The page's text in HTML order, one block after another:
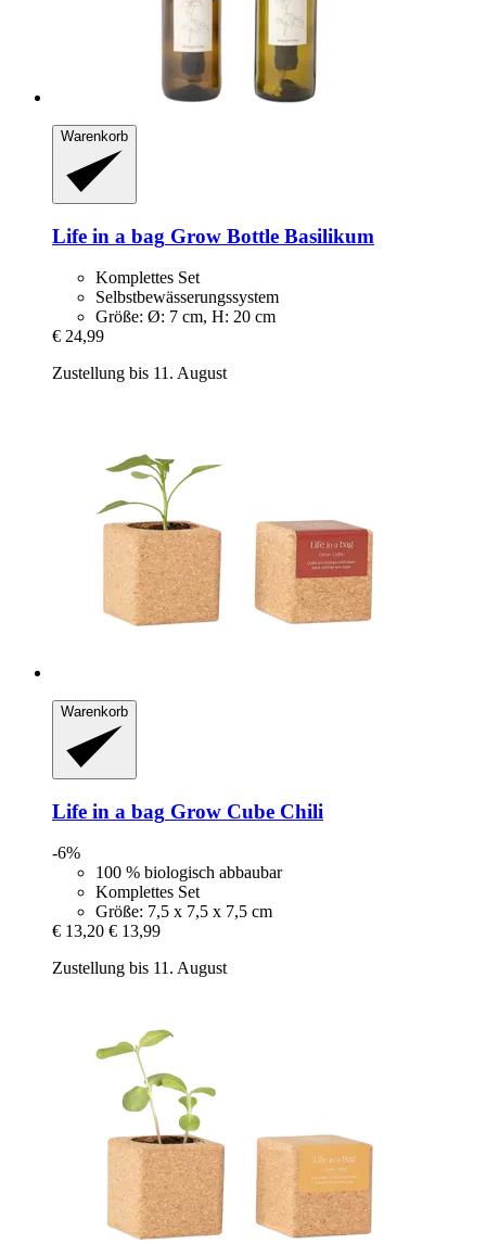
Warenkorb
Life in a bag Grow Bottle Basilikum
Komplettes Set
Selbstbewässerungssystem
Größe: Ø: 7 cm, H: 20 cm
€ 24,99
Zustellung bis 11. August
Warenkorb
Life in a bag Grow Cube Chili
-6%
100 % biologisch abbaubar
Komplettes Set
Größe: 7,5 x 7,5 x 7,5 cm
€ 13,20 € 13,99
Zustellung bis 11. August